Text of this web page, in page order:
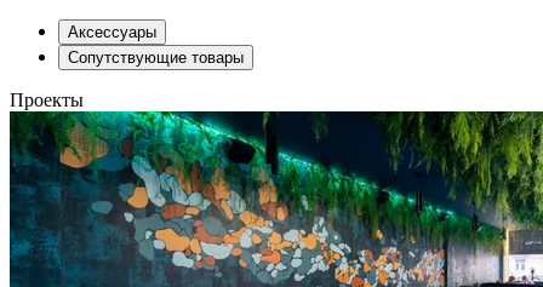
Аксессуары
Сопутствующие товары
Проекты